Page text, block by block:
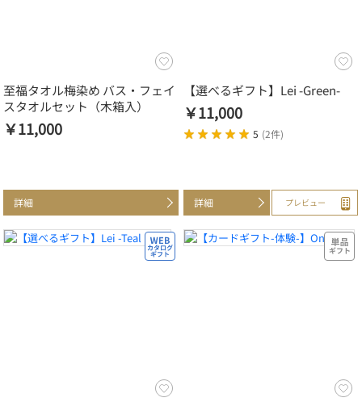
至福タオル梅染め バス・フェイ
スタオルセット（木箱入）
￥11,000
詳細
【選べるギフト】Lei -Green-
￥11,000
5 (2件)
詳細 プレビュー